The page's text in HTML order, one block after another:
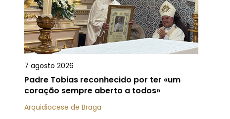
7 agosto 2026
Padre Tobias reconhecido por ter «um
coração sempre aberto a todos»
Arquidiocese de Braga